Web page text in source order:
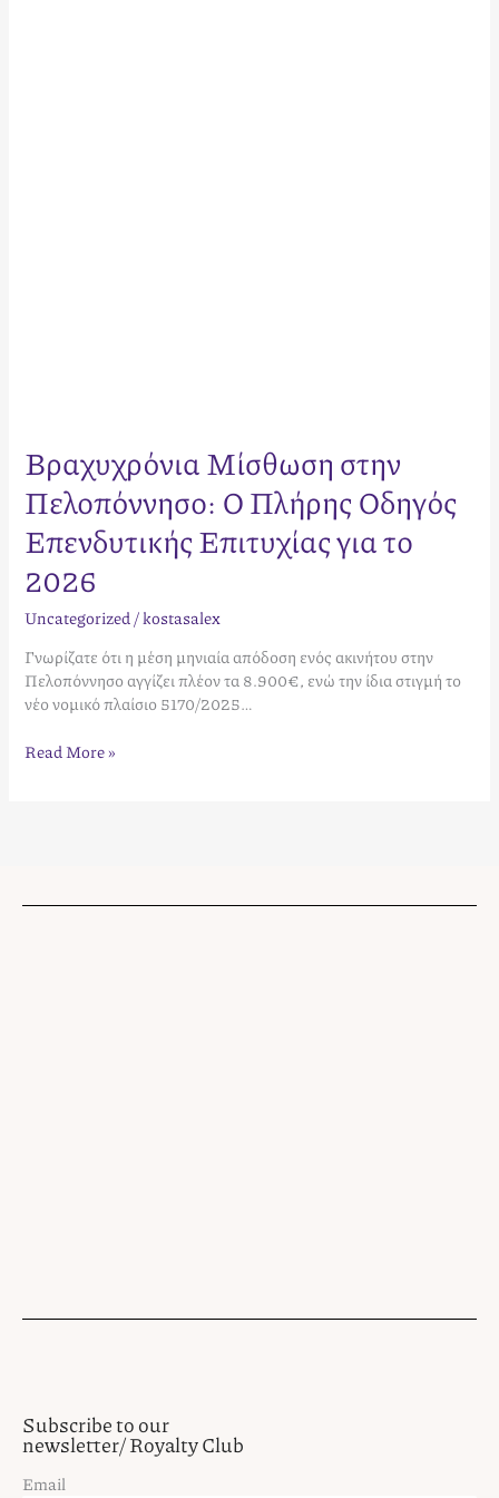
Βραχυχρόνια Μίσθωση στην
Πελοπόννησο: Ο Πλήρης Οδηγός
Επενδυτικής Επιτυχίας για το
2026
Uncategorized/kostasalex
Γνωρίζατε ότι η μέση μηνιαία απόδοση ενός ακινήτου στην
Πελοπόννησο αγγίζει πλέον τα 8.900€, ενώ την ίδια στιγμή το
νέο νομικό πλαίσιο 5170/2025…
Read More »
Subscribe to our
newsletter/ Royalty Club
Email